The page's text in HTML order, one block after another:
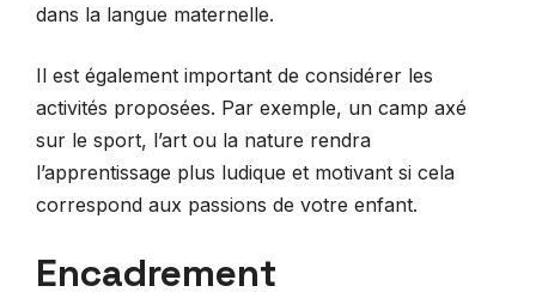
dans la langue maternelle.
Il est également important de considérer les
activités proposées. Par exemple, un camp axé
sur le sport, l’art ou la nature rendra
l’apprentissage plus ludique et motivant si cela
correspond aux passions de votre enfant.
Encadrement